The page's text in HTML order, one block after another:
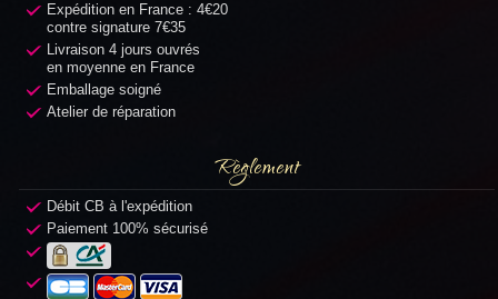
Expédition en France : 4€20
contre signature 7€35
Livraison 4 jours ouvrés
en moyenne en France
Emballage soigné
Atelier de réparation
Règlement
Débit CB à l'expédition
Paiement 100% sécurisé